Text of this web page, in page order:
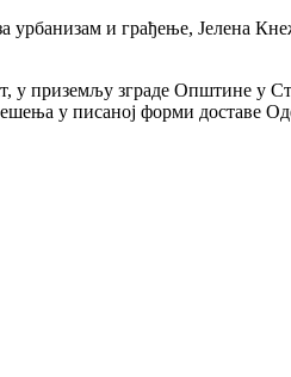
урбанизам и грађење, Јелена
у приземљу зграде Општине у
у писаној форми доставе